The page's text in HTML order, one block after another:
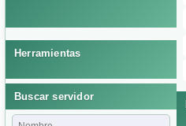
Herramientas
Buscar servidor